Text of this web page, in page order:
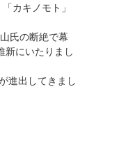
カキノモト」
氏の断絶で幕
新にいたりまし
進出してきまし